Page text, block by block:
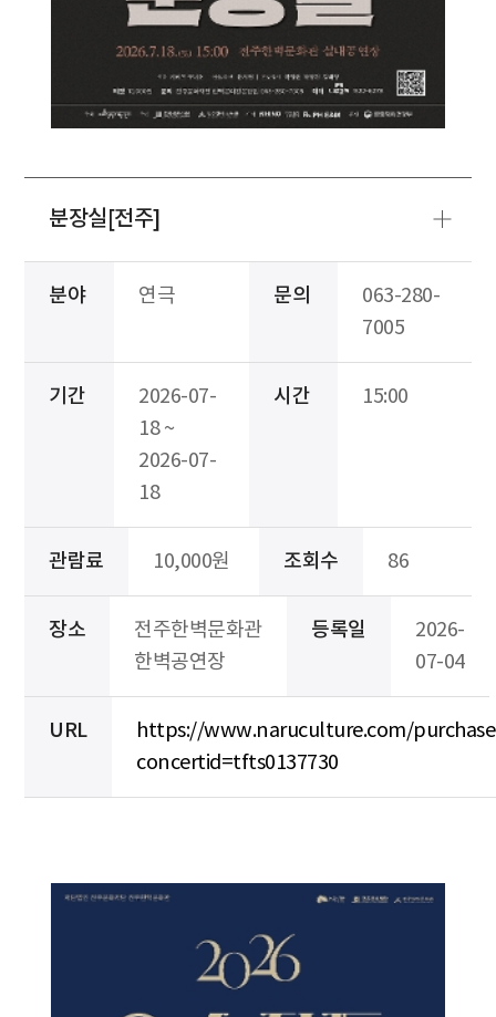
분장실[전주]
분야 연극 문의
063-280-
7005
기간
2026-07-
18 ~
2026-07-
18
시간 15:00
관람료 10,000원 조회수 86
장소
전주한벽문화관
한벽공연장
등록일
2026-
07-04
URL
https://www.naruculture.com/
concertid=tfts0137730